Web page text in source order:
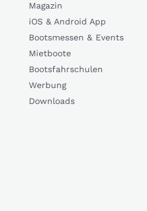
Magazin
iOS & Android App
Bootsmessen & Events
Mietboote
Bootsfahrschulen
Werbung
Downloads